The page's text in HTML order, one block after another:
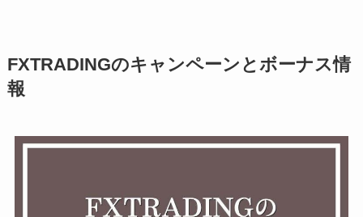
FXTRADINGのキャンペーンとボーナス情
報